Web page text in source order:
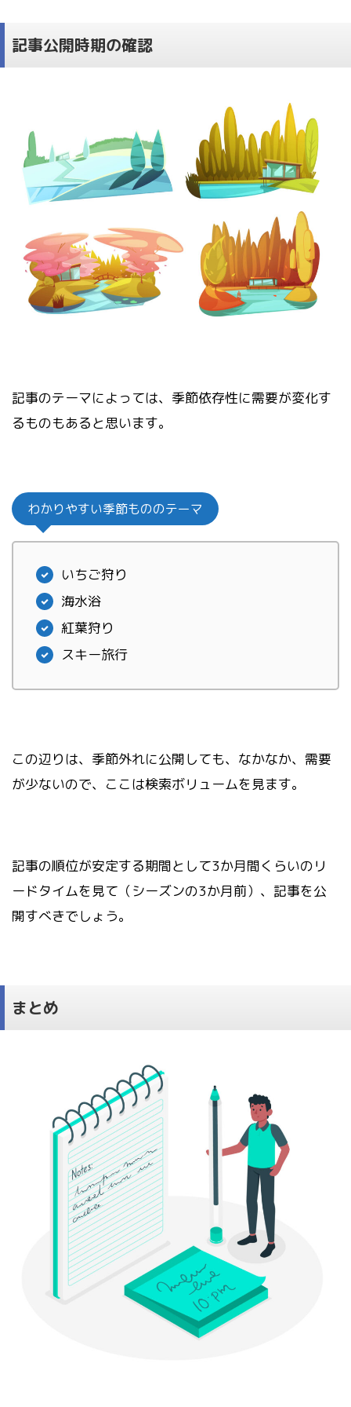
記事公開時期の確認
記事のテーマによっては、季節依存性に需要が変化す
るものもあると思います。
わかりやすい季節もののテーマ
いちご狩り
海水浴
紅葉狩り
スキー旅行
この辺りは、季節外れに公開しても、なかなか、需要
が少ないので、ここは検索ボリュームを見ます。
記事の順位が安定する期間として3か月間くらいのリ
ードタイムを見て（シーズンの3か月前）、記事を公
開すべきでしょう。
まとめ